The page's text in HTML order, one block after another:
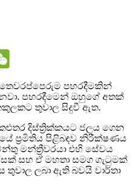
තෙවරප්පෙරුම පහරදීමකින්
පහරදීමෙන් ඔහුගේ අතක්
තුවාල සිදුවී ඇත.
දිස්ත්‍රික්කයට ජලය ගෙන
ප්‍රමිතිය පිළිබඳව නිරීක්ෂණය
මන්ත්‍රීවරයා එහි සේවය
සහ ඒ මහතා සමග ගැටුමක්
ලබා ඇති බවයි වාර්තා